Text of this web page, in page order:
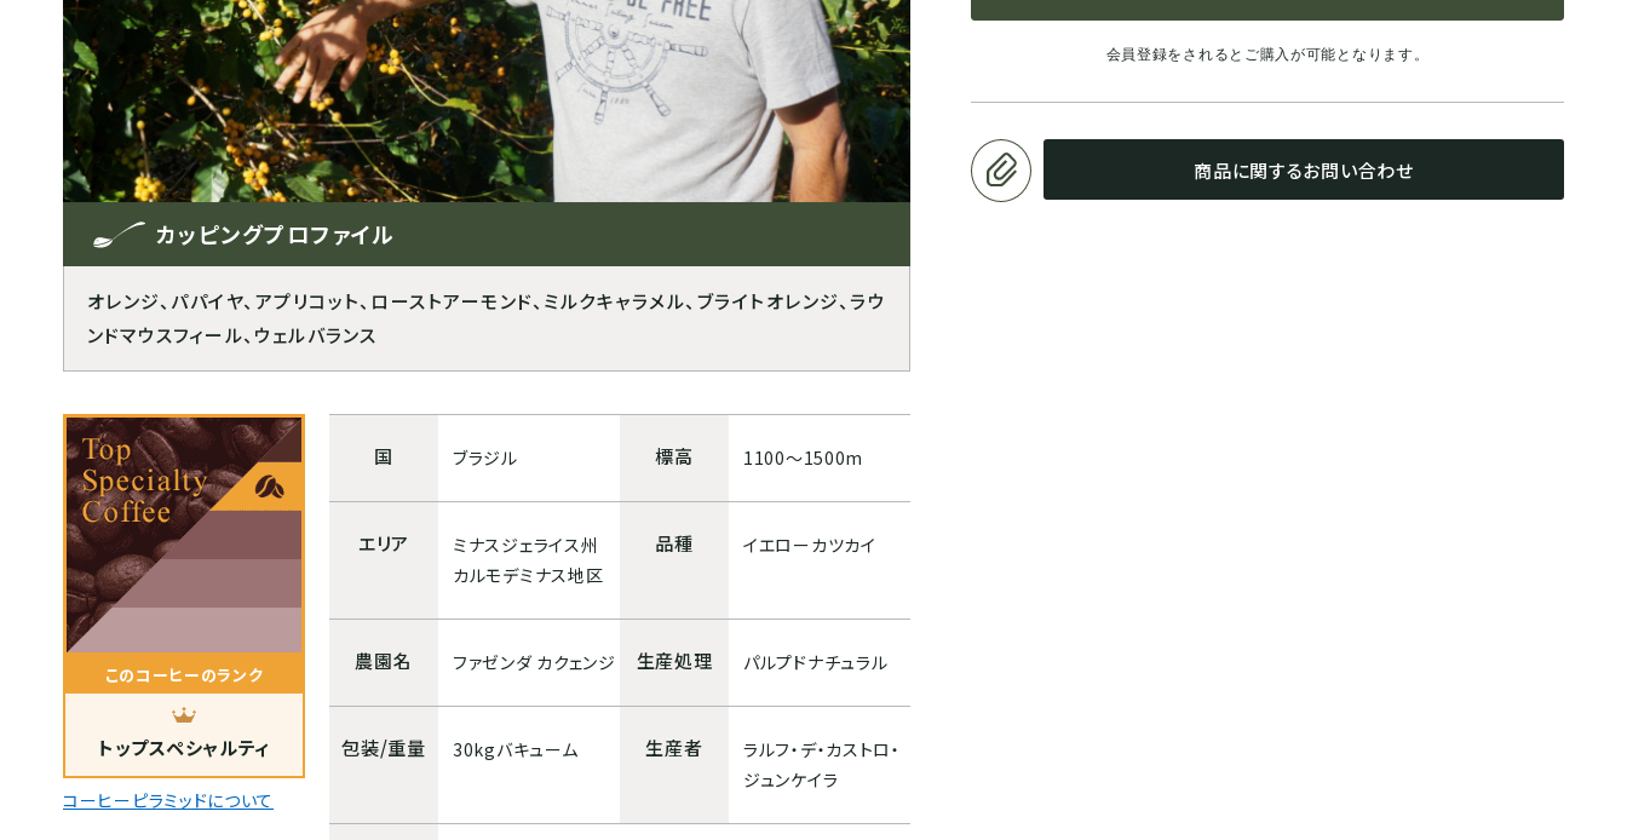
カッピングプロファイル
オレンジ、パパイヤ、アプリコット、ローストアーモンド、ミルクキャラメル、ブライトオレンジ、ラウ
ンドマウスフィール、ウェルバランス
このコーヒーのランク
トップスペシャルティ
コーヒーピラミッドについて
国 ブラジル 標高 1100〜1500m
エリア
ミナスジェライス州
カルモデミナス地区
品種 イエローカツカイ
農園名 ファゼンダ カクェンジ 生産処理 パルプドナチュラル
包装/重量 30kgバキューム 生産者
ラルフ・デ・カストロ・
ジュンケイラ
会員登録をされるとご購入が可能となります。
商品に関するお問い合わせ